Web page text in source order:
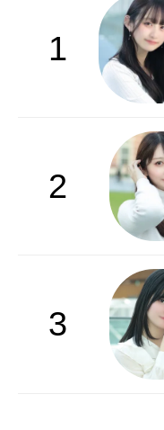
1
2
3